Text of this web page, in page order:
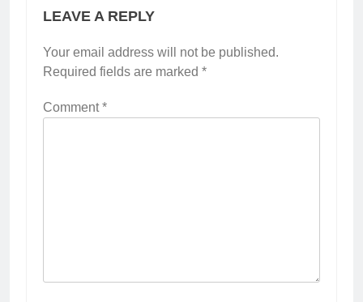
LEAVE A REPLY
Your email address will not be published.
Required fields are marked *
Comment*